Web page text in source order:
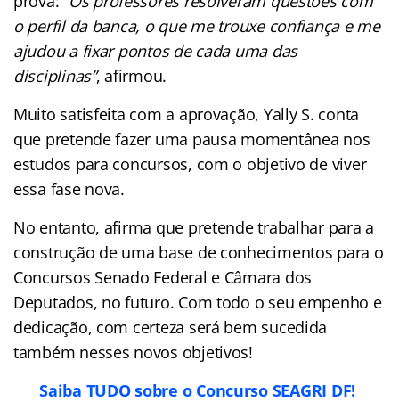
o perfil da banca, o que me trouxe confiança e me
ajudou a fixar pontos de cada uma das
disciplinas”, afirmou.
Muito satisfeita com a aprovação, Yally S. conta
que pretende fazer uma pausa momentânea nos
estudos para concursos, com o objetivo de viver
essa fase nova.
No entanto, afirma que pretende trabalhar para a
construção de uma base de conhecimentos para o
Concursos Senado Federal e Câmara dos
Deputados, no futuro. Com todo o seu empenho e
dedicação, com certeza será bem sucedida
também nesses novos objetivos!
Saiba TUDO sobre o Concurso SEAGRI DF!